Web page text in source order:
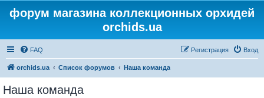
форум магазина коллекционных орхидей
orchids.ua
FAQ Вход
Регистрация
orchids.ua Список форумов Наша команда
Наша команда